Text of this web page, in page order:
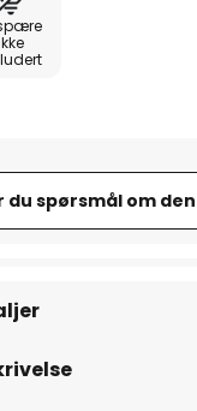
du spørsmål om